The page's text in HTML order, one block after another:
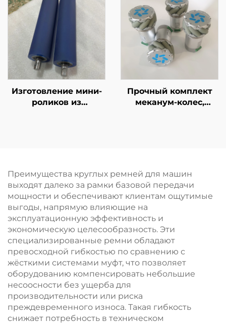
стальных труб и
круглого прутка,
износостойкий
для промышленного
оборудования,
возможна
индивидуальная
обработка резкой
Изготовление мини-
роликов из
различной твердости
и цветов,
качественный
резиновый ролик
Прочный комплект
меканум-колес,
индивидуальное
обслуживание
Преимущества круглых ремней для машин
выходят далеко за рамки базовой передачи
мощности и обеспечивают клиентам ощутимые
выгоды, напрямую влияющие на
эксплуатационную эффективность и
экономическую целесообразность. Эти
специализированные ремни обладают
превосходной гибкостью по сравнению с
жёсткими системами муфт, что позволяет
оборудованию компенсировать небольшие
несоосности без ущерба для
производительности или риска
преждевременного износа. Такая гибкость
снижает потребность в техническом